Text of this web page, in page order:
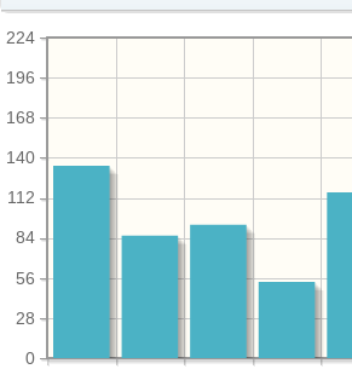
0
28
56
84
112
140
168
196
224